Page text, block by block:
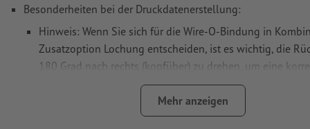
Besonderheiten bei der Druckdatenerstellung:
Hinweis: Wenn Sie sich für die Wire-O-Bindung in
Zusatzoption Lochung entscheiden, ist es wichtig, die
180 Grad nach rechts (kopfüber) zu drehen, um eine
Ausrichtung zu gewährleisten.
Mehr anzeigen